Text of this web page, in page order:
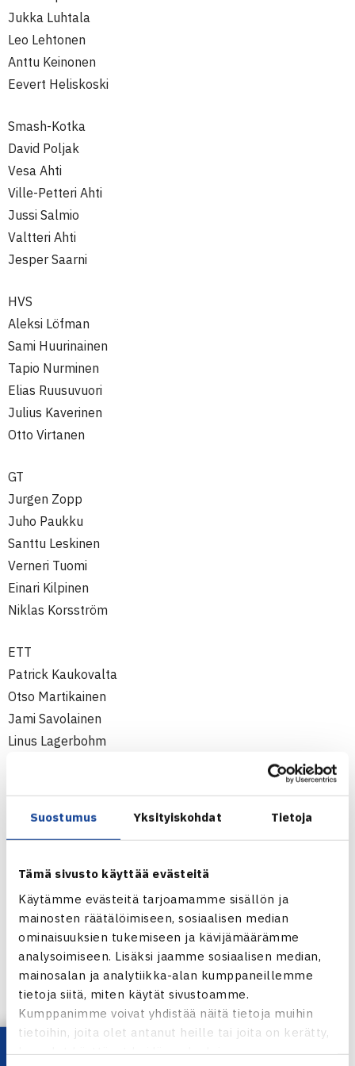
Suostumus Yksityiskohdat Tietoja
Tämä sivusto käyttää evästeitä
Käytämme evästeitä tarjoamamme sisällön ja
mainosten räätälöimiseen, sosiaalisen median
ominaisuuksien tukemiseen ja kävijämäärämme
analysoimiseen. Lisäksi jaamme sosiaalisen median,
mainosalan ja analytiikka-alan kumppaneillemme
tietoja siitä, miten käytät sivustoamme.
Kumppanimme voivat yhdistää näitä tietoja muihin
tietoihin, joita olet antanut heille tai joita on kerätty,
kun olet käyttänyt heidän palvelujaan.
Jukka Luhtala
Leo Lehtonen
Anttu Keinonen
Eevert Heliskoski
Smash-Kotka
David Poljak
Vesa Ahti
Ville-Petteri Ahti
Jussi Salmio
Valtteri Ahti
Jesper Saarni
HVS
Aleksi Löfman
Sami Huurinainen
Tapio Nurminen
Elias Ruusuvuori
Julius Kaverinen
Otto Virtanen
GT
Jurgen Zopp
Juho Paukku
Santtu Leskinen
Verneri Tuomi
Einari Kilpinen
Niklas Korsström
ETT
Patrick Kaukovalta
Otso Martikainen
Jami Savolainen
Linus Lagerbohm
Lauri Kiiski
Hermanni Tiainen
Ristomatti Lanne
Roni Rikkonen
Edwin Malin
TVS
Karl Friberg
Tuomas Rikkonen